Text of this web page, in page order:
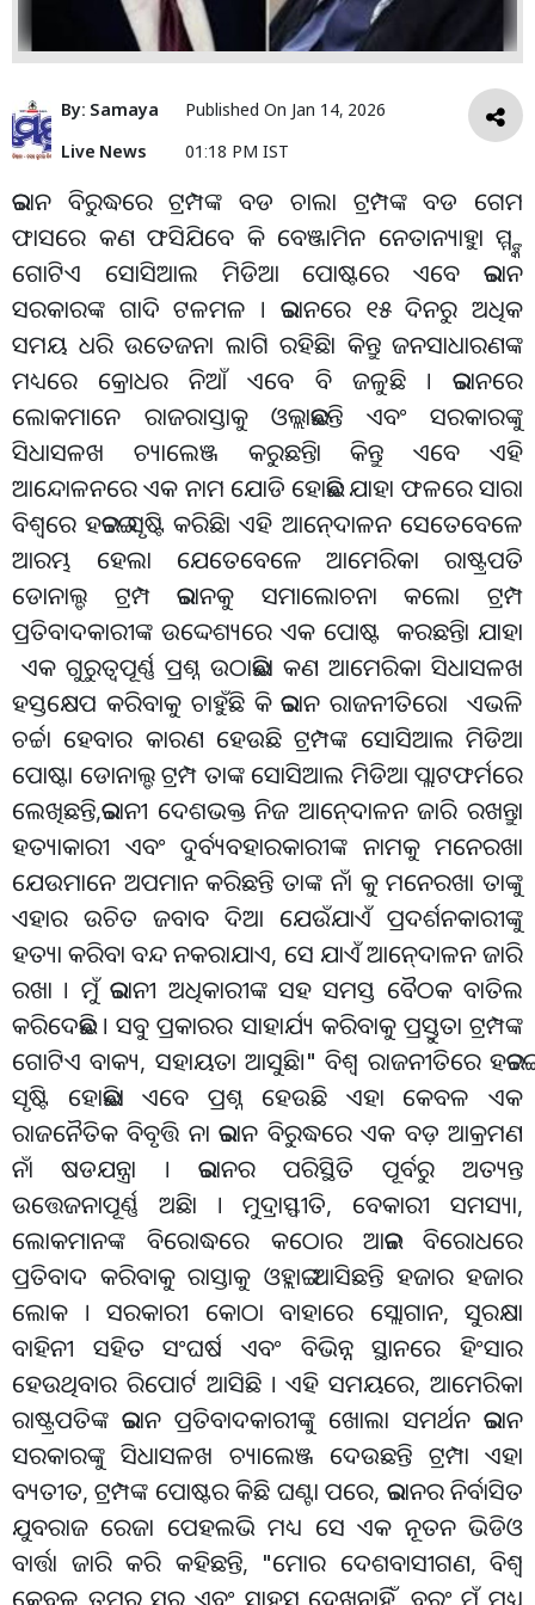
By: Samaya
Live News
Published On Jan 14, 2026
01:18 PM IST
ଇରାନ ବିରୁଦ୍ଧରେ ଟ୍ରମ୍ପଙ୍କ ବଡ ଚାଲା ଟ୍ରମ୍ପଙ୍କ ବଡ ଗେମ
ଫାସରେ କଣ ଫସିଯିବେ କି ବେଞ୍ଜାମିନ ନେତାନ୍ୟାହୁା ମ୍ମ୍ଙ୍କ
ଗୋଟିଏ ସୋସିଆଲ ମିଡିଆ ପୋଷ୍ଟରେ ଏବେ ଇରାନ
ସରକାରଙ୍କ ଗାଦି ଟଳମଳ । ଇରାନରେ ୧୫ ଦିନରୁ ଅଧିକ
ସମୟ ଧରି ଉତେଜନା ଲାଗି ରହିଛିା କିନ୍ତୁ ଜନସାଧାରଣଙ୍କ
ମଧ୍ୟରେ କ୍ରୋଧର ନିଆଁ ଏବେ ବି ଜଳୁଛି । ଇରାନରେ
ଲୋକମାନେ ରାଜରାସ୍ତାକୁ ଓଲ୍ଲାଇଛନ୍ତି ଏବଂ ସରକାରଙ୍କୁ
ସିଧାସଳଖ ଚ୍ୟାଲେଞ୍ଜ କରୁଛନ୍ତିା କିନ୍ତୁ ଏବେ ଏହି
ଆନ୍ଦୋଳନରେ ଏକ ନାମ ଯୋଡି ହୋଇଛି ଯାହା ଫଳରେ ସାରା
ବିଶ୍ୱରେ ହଇଚଇ ସୃଷ୍ଟି କରିଛିା ଏହି ଆନେ୍ଦାଳନ ସେତେବେଳେ
ଆରମ୍ଭ ହେଲା ଯେତେବେଳେ ଆମେରିକା ରାଷ୍ଟ୍ରପତି
ଡୋନାଲ୍ଡ ଟ୍ରମ୍ପ ଇରାନକୁ ସମାଲୋଚନା କଲୋ ଟ୍ରମ୍ପ
ପ୍ରତିବାଦକାରୀଙ୍କ ଉଦ୍ଦେଶ୍ୟରେ ଏକ ପୋଷ୍ଟ କରଛନ୍ତିା ଯାହା
ଏକ ଗୁରୁତ୍ୱପୂର୍ଣ୍ଣ ପ୍ରଶ୍ନ ଉଠାଇଛିା କଣ ଆମେରିକା ସିଧାସଳଖ
ହସ୍ତକ୍ଷେପ କରିବାକୁ ଚାହୁଁଛି କି ଇରାନ ରାଜନୀତିରୋ ଏଭଳି
ଚର୍ଚ୍ଚା ହେବାର କାରଣ ହେଉଛି ଟ୍ରମ୍ପଙ୍କ ସୋସିଆଲ ମିଡିଆ
ପୋଷ୍ଟା ଡୋନାଲ୍ଡ ଟ୍ରମ୍ପ ତାଙ୍କ ସୋସିଆଲ ମିଡିଆ ପ୍ଲାଟଫର୍ମରେ
ଲେଖିଛନ୍ତି,ଇରାନୀ ଦେଶଭକ୍ତ ନିଜ ଆନେ୍ଦାଳନ ଜାରି ରଖନ୍ତୁା
ହତ୍ୟାକାରୀ ଏବଂ ଦୁର୍ବ୍ୟବହାରକାରୀଙ୍କ ନାମକୁ ମନେରଖା
ଯେଉମାନେ ଅପମାନ କରିଛନ୍ତି ତାଙ୍କ ନାଁ କୁ ମନେରଖା ତାଙ୍କୁ
ଏହାର ଉଚିତ ଜବାବ ଦିଆ ଯେଉଁଯାଏଁ ପ୍ରଦର୍ଶନକାରୀଙ୍କୁ
ହତ୍ୟା କରିବା ବନ୍ଦ ନକରାଯାଏ, ସେ ଯାଏଁ ଆନେ୍ଦାଳନ ଜାରି
ରଖା । ମୁଁ ଇରାନୀ ଅଧିକାରୀଙ୍କ ସହ ସମସ୍ତ ବୈଠକ ବାତିଲ
କରିଦେଇଛି । ସବୁ ପ୍ରକାରର ସାହାର୍ଯ୍ୟ କରିବାକୁ ପ୍ରସ୍ତୁତା ଟ୍ରମ୍ପଙ୍କ
ଗୋଟିଏ ବାକ୍ୟ, ସହାୟତା ଆସୁଛି।" ବିଶ୍ୱ ରାଜନୀତିରେ ହଇଚଇ
ସୃଷ୍ଟି ହୋଇଛିା ଏବେ ପ୍ରଶ୍ନ ହେଉଛି ଏହା କେବଳ ଏକ
ରାଜନୈତିକ ବିବୃତ୍ତି ନା ଇରାନ ବିରୁଦ୍ଧରେ ଏକ ବଡ଼ ଆକ୍ରମଣ
ନାଁ ଷଡଯନ୍ତ୍ରା । ଇରାନର ପରିସ୍ଥିତି ପୂର୍ବରୁ ଅତ୍ୟନ୍ତ
ଉତ୍ତେଜନାପୂର୍ଣ୍ଣ ଅଛିା । ମୁଦ୍ରାସ୍ଫୀତି, ବେକାରୀ ସମସ୍ୟା,
ଲୋକମାନଙ୍କ ବିରୋଦ୍ଧରେ କଠୋର ଆଇନ ବିରୋଧରେ
ପ୍ରତିବାଦ କରିବାକୁ ରାସ୍ତାକୁ ଓହ୍ଲାଇ ଆସିଛନ୍ତି ହଜାର ହଜାର
ଲୋକ । ସରକାରୀ କୋଠା ବାହାରେ ସ୍ଲୋଗାନ, ସୁରକ୍ଷା
ବାହିନୀ ସହିତ ସଂଘର୍ଷ ଏବଂ ବିଭିନ୍ନ ସ୍ଥାନରେ ହିଂସାର
ହେଉଥିବାର ରିପୋର୍ଟ ଆସିଛି । ଏହି ସମୟରେ, ଆମେରିକା
ରାଷ୍ଟ୍ରପତିଙ୍କ ଇରାନ ପ୍ରତିବାଦକାରୀଙ୍କୁ ଖୋଲା ସମର୍ଥନ ଇରାନ
ସରକାରଙ୍କୁ ସିଧାସଳଖ ଚ୍ୟାଲେଞ୍ଜ ଦେଉଛନ୍ତି ଟ୍ରମ୍ପା ଏହା
ବ୍ୟତୀତ, ଟ୍ରମ୍ପଙ୍କ ପୋଷ୍ଟର କିଛି ଘଣ୍ଟା ପରେ, ଇରାନର ନିର୍ବାସିତ
ଯୁବରାଜ ରେଜା ପେହଲଭି ମଧ୍ୟ ସେ ଏକ ନୂତନ ଭିଡିଓ
ବାର୍ତ୍ତା ଜାରି କରି କହିଛନ୍ତି, "ମୋର ଦେଶବାସୀଗଣ, ବିଶ୍ୱ